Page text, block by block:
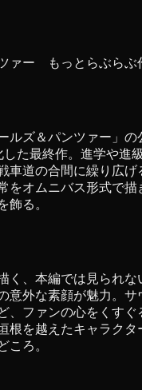
ァー もっとらぶら
ルズ＆パンツァー」
した最終作。進学や進
車道の合間に繰り広げ
をオムニバス形式で
飾る。
く、本編では見られな
意外な素顔が魅力。サ
、ファンの心をくすぐ
根を越えたキャラクタ
ころ。